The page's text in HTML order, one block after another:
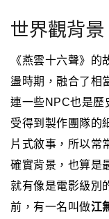
世界觀背景
《燕雲十六聲》
盪時期，融合了相
連一些NPC也是歷
受得到製作團隊的
片式敘事，所以常
確實背景，也算是
就有像是電影級別
前，有一名叫做江